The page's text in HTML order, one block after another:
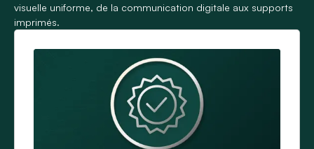
visuelle uniforme, de la communication digitale aux supports
imprimés.